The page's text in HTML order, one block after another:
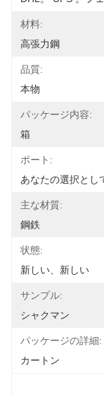
材料:
高張力鋼
品質:
本物
パッケージ内容:
箱
ポート:
あなたの選択とし
主な材質:
鋼鉄
状態:
新しい、新しい
サンプル:
シャクマン
パッケージの詳細:
カートン